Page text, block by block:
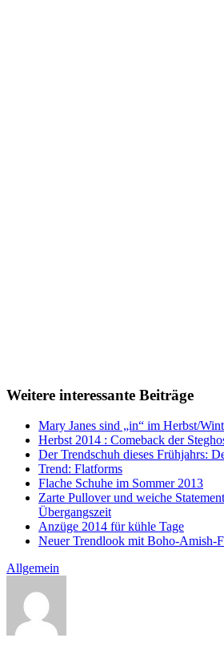
Weitere interessante Beiträge
Mary Janes sind „in“ im Herbst/
Herbst 2014 : Comeback der
Der Trendschuh dieses Frühjahrs:
Trend: Flatforms
Flache Schuhe im Sommer 2013
Zarte Pullover und weiche
Übergangszeit
Anzüge 2014 für kühle Tage
Neuer Trendlook mit Boho-Amish-
Allgemein